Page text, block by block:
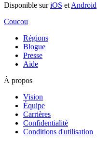
Disponible suriOS et Android
Coucou
Régions
Blogue
Presse
Aide
À propos
Vision
Équipe
Carrières
Confidentialité
Conditions d'utilisation